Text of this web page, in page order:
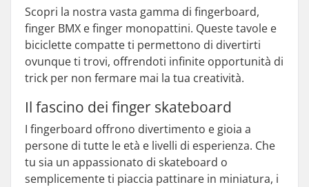
Scopri la nostra vasta gamma di fingerboard,
finger BMX e finger monopattini. Queste tavole e
biciclette compatte ti permettono di divertirti
ovunque ti trovi, offrendoti infinite opportunità di
trick per non fermare mai la tua creatività.
Il fascino dei finger skateboard
I fingerboard offrono divertimento e gioia a
persone di tutte le età e livelli di esperienza. Che
tu sia un appassionato di skateboard o
semplicemente ti piaccia pattinare in miniatura, i